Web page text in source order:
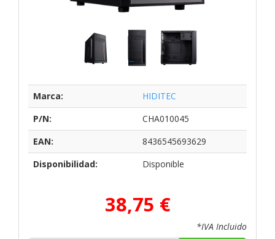
Marca:
HIDITEC
P/N:
CHA010045
EAN:
8436545693629
Disponibilidad:
Disponible
38,75 €
*IVA Incluido